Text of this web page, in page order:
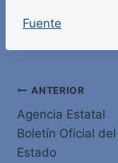
Fuente
Navegación
de
entradas
ANTERIOR
Agencia Estatal
Boletín Oficial del
Estado